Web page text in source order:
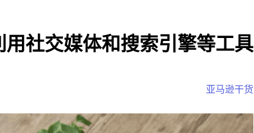
社交媒体和搜索引擎等工具
亚马逊干货